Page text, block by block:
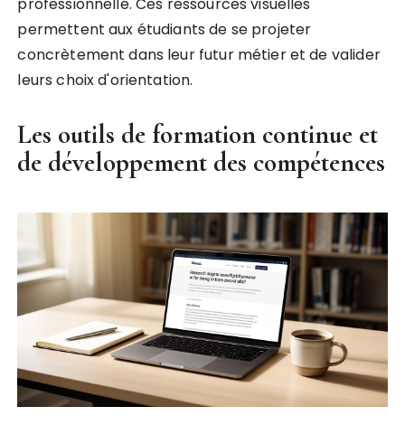
professionnelle. Ces ressources visuelles
permettent aux étudiants de se projeter
concrètement dans leur futur métier et de valider
leurs choix d'orientation.
Les outils de formation continue et
de développement des compétences